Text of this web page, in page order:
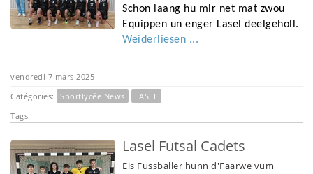
Schon laang hu mir net mat zwou
Equippen un enger Lasel deelgeholl.
Weiderliesen ...
vendredi 7 mars 2025
Catégories:
Sportlycée News
LASEL
Tags:
Lasel Futsal Cadets
Eis Fussballer hunn d'Faarwe vum